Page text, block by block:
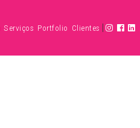
Serviços Portfolio Clientes |